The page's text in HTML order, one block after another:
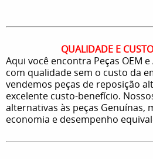
QUALIDADE E
Aqui você encontra Peças OEM
com qualidade sem o custo da
vendemos peças de reposição
excelente custo-benefício.
alternativas às peças Genuínas,
economia e desempenho